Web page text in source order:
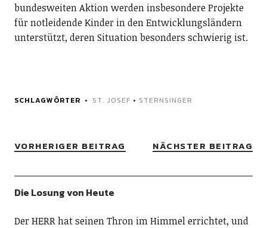
bundesweiten Aktion werden insbesondere Projekte
für notleidende Kinder in den Entwicklungsländern
unterstützt, deren Situation besonders schwierig ist.
SCHLAGWÖRTER ST. JOSEF • STERNSINGER
VORHERIGER BEITRAG NÄCHSTER BEITRAG
Die Losung von Heute
Der HERR hat seinen Thron im Himmel errichtet, und